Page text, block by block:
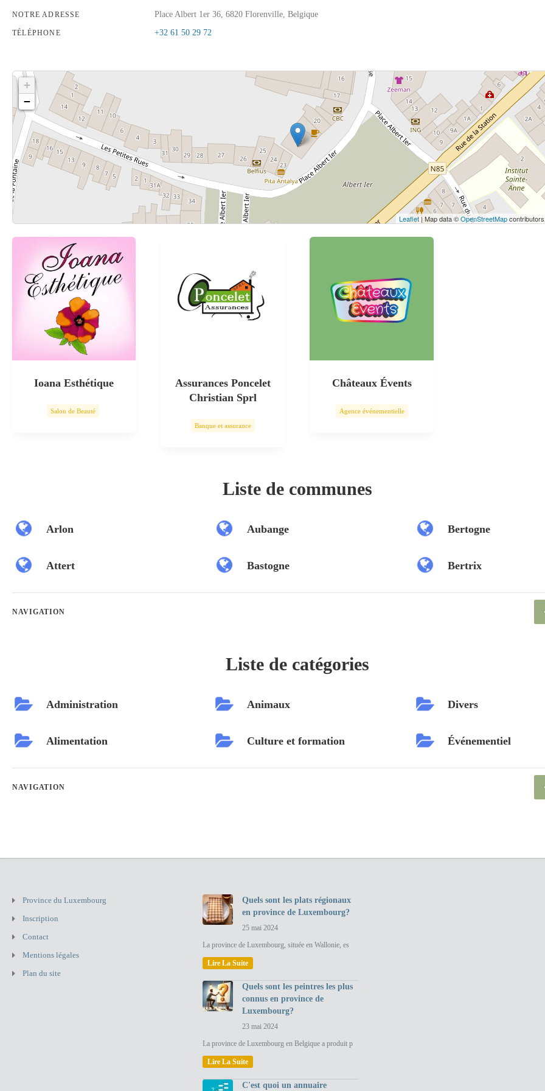
NOTRE ADRESSE Place Albert 1er 36, 6820 Florenville, Belgique
TÉLÉPHONE +32 61 50 29 72
Cliquez sur le bouton pour afficher la carte.
Voir la carte
+
−
Leaflet| Map data ©OpenStreetMapcontributors,
Ioana Esthétique
Salon de Beauté
Assurances Poncelet
Christian Sprl
Banque et assurance
Châteaux Évents
Agence événementielle
Liste de communes
Arlon
Attert
Aubange
Bastogne
Bertogne
Bertrix
NAVIGATION
Liste de catégories
Administration
Alimentation
Animaux
Culture et formation
Divers
Événementiel
NAVIGATION
Province du Luxembourg
Inscription
Contact
Mentions légales
Plan du site
Quels sont les plats régionaux
en province de Luxembourg?
25 mai 2024
La province de Luxembourg, située en Wallonie, es
Lire La Suite
Quels sont les peintres les plus
connus en province de
Luxembourg?
23 mai 2024
La province de Luxembourg en Belgique a produit p
Lire La Suite
C'est quoi un annuaire